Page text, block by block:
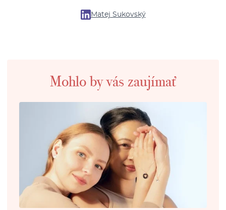
Matej Sukovský
Mohlo by vás zaujímať